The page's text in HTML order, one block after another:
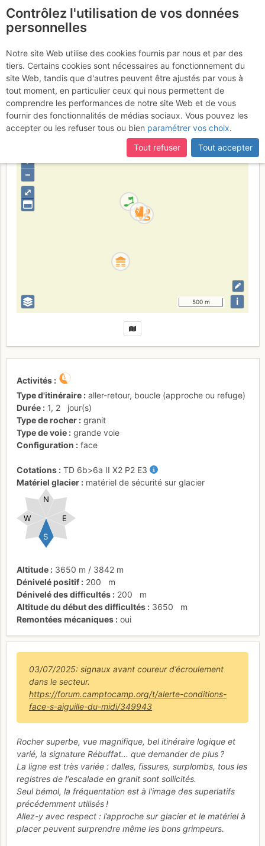
Aiguille du Midi -
Face S : Voie Rébuffat -
Baquet
Haute-Savoie
⤢
+
–
500 m i
Activités
Type d'itinéraire
aller-retour, boucle (approche ou refuge)
Durée
1, 2
jour(s)
Type de rocher
granit
Type de voie
grande voie
Configuration
face
Cotations TD 6b>6a II X2 P2 E3
Matériel glacier
matériel de sécurité sur glacier
E
W
S
N
Altitude 3650 m / 3842 m
Dénivelé positif
200
m
Dénivelé des difficultés
200
m
Altitude du début des difficultés
3650
m
Remontées mécaniques
oui
03/07/2025: signaux avant coureur d’écroulement
dans le secteur.
https://forum.camptocamp.org/t/alerte-conditions-
face-s-aiguille-du-midi/349943
Rocher superbe, vue magnifique, bel itinéraire logique et
varié, la signature Rébuffat... que demander de plus ?
La ligne est très variée : dalles, fissures, surplombs, tous les
registres de l'escalade en granit sont sollicités.
Seul bémol, la fréquentation est à l'image des superlatifs
précédemment utilisés !
Allez-y avec respect : l’approche sur glacier et le matériel à
placer peuvent surprendre même les bons grimpeurs.
Contrôlez l'utilisation de vos données
personnelles
Notre site Web utilise des cookies fournis par nous et par des
tiers. Certains cookies sont nécessaires au fonctionnement du
site Web, tandis que d'autres peuvent être ajustés par vous à
tout moment, en particulier ceux qui nous permettent de
comprendre les performances de notre site Web et de vous
fournir des fonctionnalités de médias sociaux. Vous pouvez les
accepter ou les refuser tous ou bien paramétrer vos choix.
Tout refuser
Tout accepter